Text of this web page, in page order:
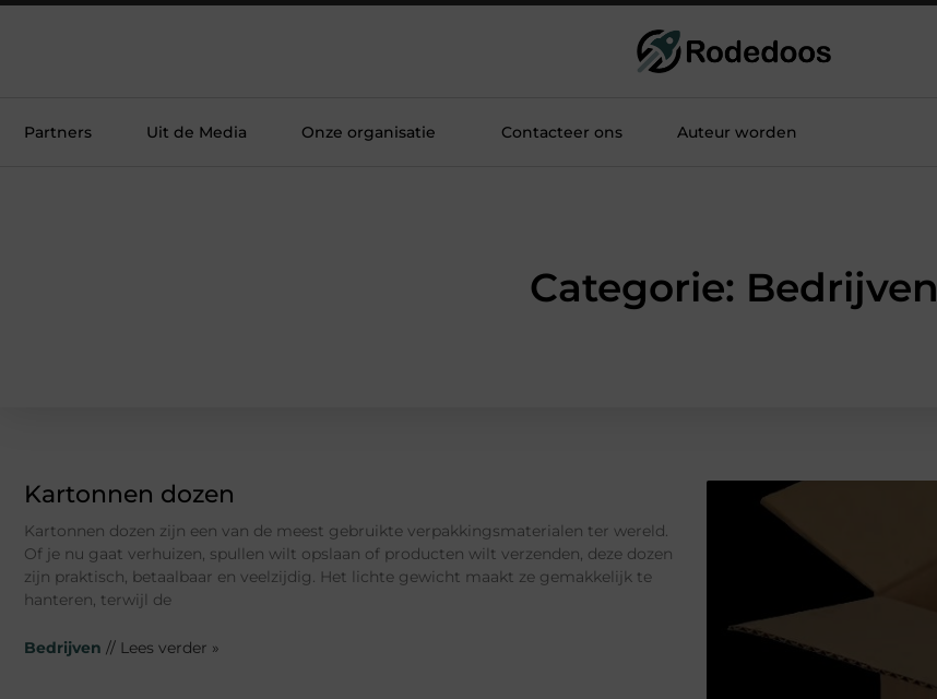
Partners Uit de Media Onze organisatie Contacteer ons Auteur worden
Categorie: Bedrijven
Kartonnen dozen
Kartonnen dozen zijn een van de meest gebruikte verpakkingsmaterialen ter wereld.
Of je nu gaat verhuizen, spullen wilt opslaan of producten wilt verzenden, deze dozen
zijn praktisch, betaalbaar en veelzijdig. Het lichte gewicht maakt ze gemakkelijk te
hanteren, terwijl de
Bedrijven // Lees verder »